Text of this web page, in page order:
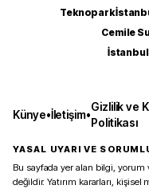
Teknopark
Cemile
Künye•İletişim•
Gizlilik ve
Politikası
YASAL UYARI VE
Bu sayfada yer alan bilgi, yorum
değildir. Yatırım kararları,